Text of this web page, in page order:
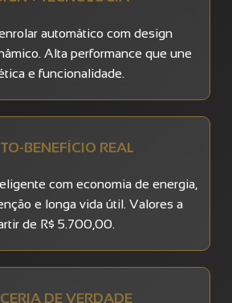
automático com design
Alta performance que une
e funcionalidade.
BENEFÍCIO REAL
com economia de energia,
e longa vida útil. Valores a
de R$ 5.700,00.
DE VERDADE